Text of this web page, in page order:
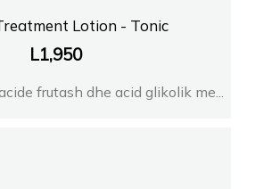
Lotion - Tonic
L1,950
frutash dhe acid glikolik me...